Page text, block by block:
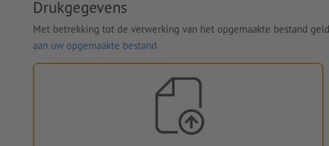
Drukgegevens
Met betrekking tot de verwerking van het opgemaakte bestand
aan uw opgemaakte bestand